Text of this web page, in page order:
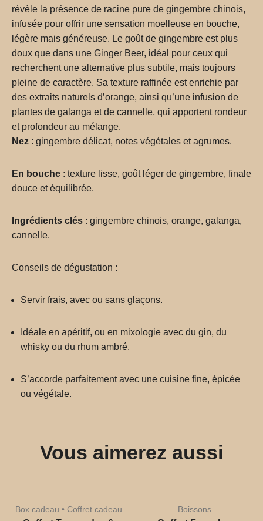
révèle la présence de racine pure de gingembre chinois,
infusée pour offrir une sensation moelleuse en bouche,
légère mais généreuse. Le goût de gingembre est plus
doux que dans une Ginger Beer, idéal pour ceux qui
recherchent une alternative plus subtile, mais toujours
pleine de caractère. Sa texture raffinée est enrichie par
des extraits naturels d’orange, ainsi qu’une infusion de
plantes de galanga et de cannelle, qui apportent rondeur
et profondeur au mélange.
Nez : gingembre délicat, notes végétales et agrumes.
En bouche : texture lisse, goût léger de gingembre, finale
douce et équilibrée.
Ingrédients clés : gingembre chinois, orange, galanga,
cannelle.
Conseils de dégustation :
Servir frais, avec ou sans glaçons.
Idéale en apéritif, ou en mixologie avec du gin, du
whisky ou du rhum ambré.
S’accorde parfaitement avec une cuisine fine, épicée
ou végétale.
Vous aimerez aussi
Box cadeau • Coffret cadeau Boissons